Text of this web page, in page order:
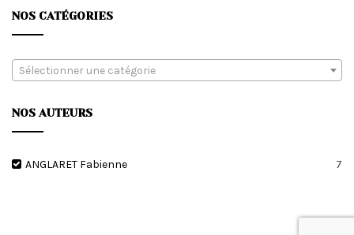
NOS CATÉGORIES
Sélectionner une catégorie
NOS AUTEURS
ANGLARET Fabienne 7